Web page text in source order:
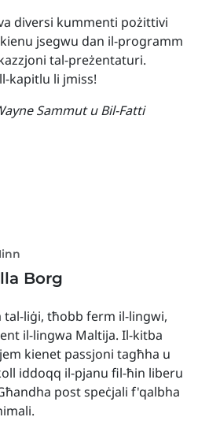
diversi kummenti pożittivi
jsegwu dan il-programm
tal-preżentaturi.
kapitlu li jmiss!
Sammut u Bil-Fatti
Borg
tal-liġi, tħobb ferm il-lingwi,
il-lingwa Maltija. Il-kitba
kienet passjoni tagħha u
iddoqq il-pjanu fil-ħin liberu
post speċjali f'qalbha